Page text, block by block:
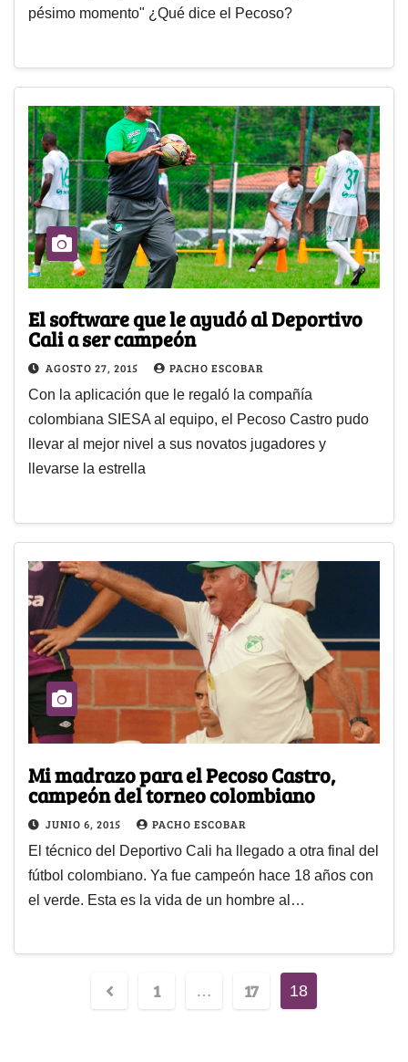
pésimo momento" ¿Qué dice el Pecoso?
El software que le ayudó al Deportivo
Cali a ser campeón
AGOSTO 27, 2015 PACHO ESCOBAR
Con la aplicación que le regaló la compañía
colombiana SIESA al equipo, el Pecoso Castro pudo
llevar al mejor nivel a sus novatos jugadores y
llevarse la estrella
Mi madrazo para el Pecoso Castro,
campeón del torneo colombiano
JUNIO 6, 2015 PACHO ESCOBAR
El técnico del Deportivo Cali ha llegado a otra final del
fútbol colombiano. Ya fue campeón hace 18 años con
el verde. Esta es la vida de un hombre al…
1 … 17 18